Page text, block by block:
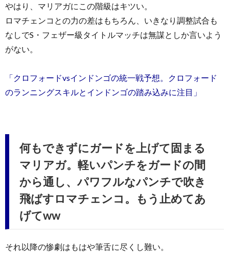
やはり、マリアガにこの階級はキツい。
ロマチェンコとの力の差はもちろん、いきなり調整試合も
なしでS・フェザー級タイトルマッチは無謀としか言いよう
がない。
「クロフォードvsインドンゴの統一戦予想。クロフォード
のランニングスキルとインドンゴの踏み込みに注目」
何もできずにガードを上げて固まる
マリアガ。軽いパンチをガードの間
から通し、パワフルなパンチで吹き
飛ばすロマチェンコ。もう止めてあ
げてww
それ以降の惨劇はもはや筆舌に尽くし難い。